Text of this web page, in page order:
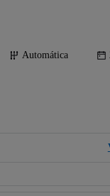
Automática